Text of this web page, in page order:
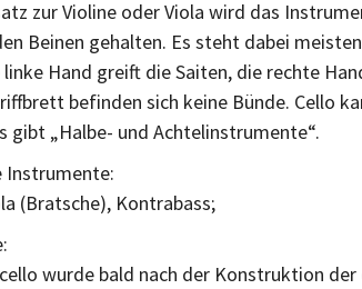
zur Violine oder Viola wird das
Beinen gehalten. Es steht dabei
linke Hand greift die Saiten, die rechte
befinden sich keine Bünde. Cello
gibt „Halbe- und Achtelinstrumente“.
Instrumente:
(Bratsche), Kontrabass;
wurde bald nach der Konstruktion